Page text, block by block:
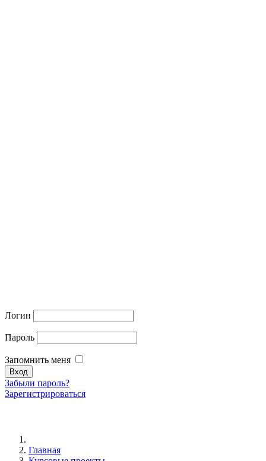
Логин
Пароль
Запомнить меня
Забыли пароль?
Зарегистрироваться
Главная